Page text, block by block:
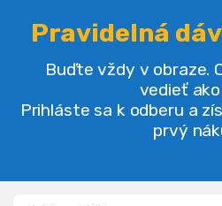
Pravidelná
Buďte vždy v obraze.
vedieť
Prihláste sa k odberu a
prvý